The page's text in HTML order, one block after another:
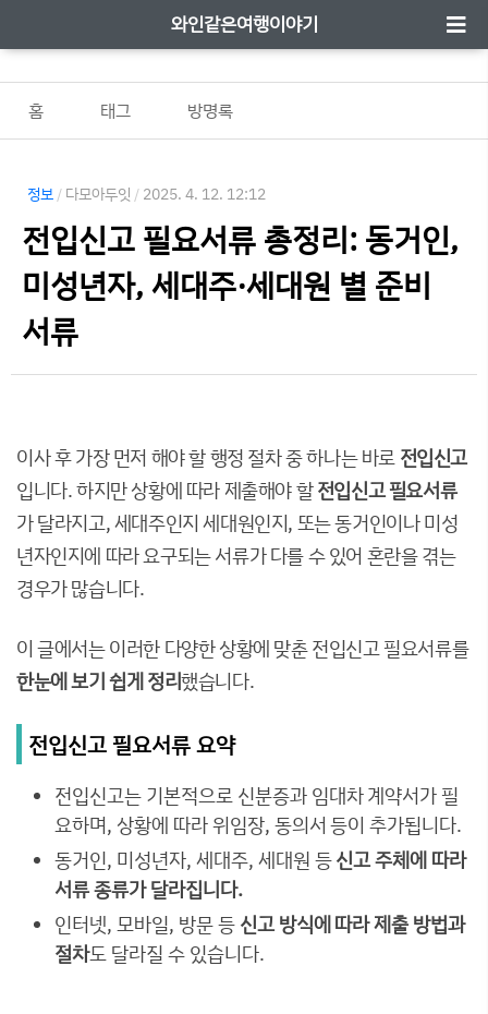
와인같은여행이야기
홈 태그 방명록
정보 / 다모아두잇 / 2025. 4. 12. 12:12
전입신고 필요서류 총정리: 동거인,
미성년자, 세대주·세대원 별 준비
서류
이사 후 가장 먼저 해야 할 행정 절차 중 하나는 바로 전입신고
입니다. 하지만 상황에 따라 제출해야 할전입신고 필요서류
가 달라지고, 세대주인지 세대원인지, 또는 동거인이나 미성
년자인지에 따라 요구되는 서류가 다를 수 있어 혼란을 겪는
경우가 많습니다.
이 글에서는 이러한 다양한 상황에 맞춘 전입신고 필요서류를
한눈에 보기 쉽게 정리했습니다.
전입신고 필요서류 요약
전입신고는 기본적으로 신분증과 임대차 계약서가 필
요하며, 상황에 따라 위임장, 동의서 등이 추가됩니다.
동거인, 미성년자, 세대주, 세대원 등신고 주체에 따라
서류 종류가 달라집니다.
인터넷, 모바일, 방문 등 신고 방식에 따라 제출 방법과
절차도 달라질 수 있습니다.